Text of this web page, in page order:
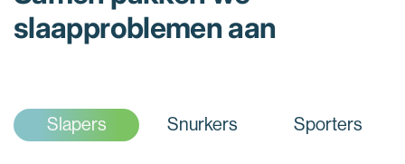
slaapproblemen aan
Slapers Snurkers Sporters